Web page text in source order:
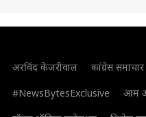
अरविंद केजरीवाल कांग्रेस समाचार
#NewsBytesExclusive
आम